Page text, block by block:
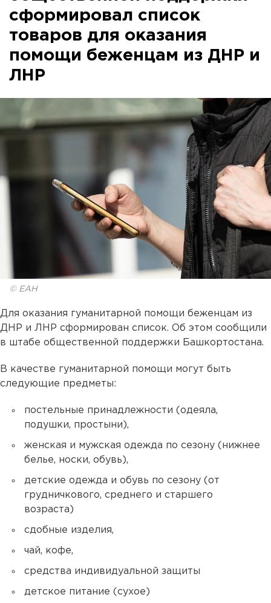
сформировал список
товаров для оказания
помощи беженцам из ДНР и
ЛНР
© ЕАН
Для оказания гуманитарной помощи беженцам из
ДНР и ЛНР сформирован список. Об этом сообщили
в штабе общественной поддержки Башкортостана.
В качестве гуманитарной помощи могут быть
следующие предметы:
постельные принадлежности (одеяла,
подушки, простыни),
женская и мужская одежда по сезону (нижнее
белье, носки, обувь),
детские одежда и обувь по сезону (от
грудничкового, среднего и старшего
возраста)
сдобные изделия,
чай, кофе,
средства индивидуальной защиты
детское питание (сухое)